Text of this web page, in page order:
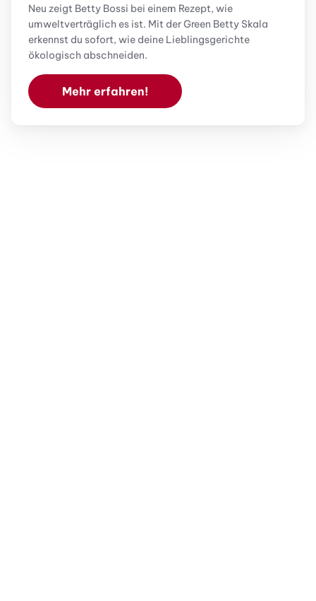
Neu zeigt Betty Bossi bei einem Rezept, wie
umweltverträglich es ist. Mit der Green Betty Skala
erkennst du sofort, wie deine Lieblingsgerichte
ökologisch abschneiden.
Mehr erfahren!